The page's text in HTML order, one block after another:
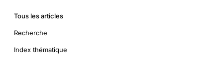
Tous les articles
Recherche
Index thématique